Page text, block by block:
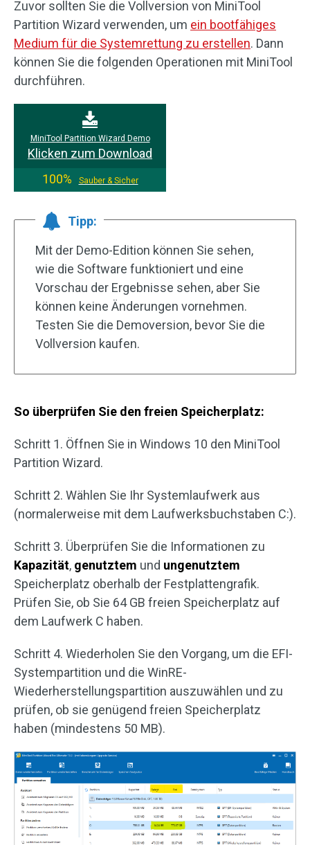
Zuvor sollten Sie die Vollversion von MiniTool
Partition Wizard verwenden, um ein bootfähiges
Medium für die Systemrettung zu erstellen. Dann
können Sie die folgenden Operationen mit MiniTool
durchführen.
MiniTool Partition Wizard Demo
Klicken zum Download
100%
Sauber & Sicher
Tipp:
Mit der Demo-Edition können Sie sehen,
wie die Software funktioniert und eine
Vorschau der Ergebnisse sehen, aber Sie
können keine Änderungen vornehmen.
Testen Sie die Demoversion, bevor Sie die
Vollversion kaufen.
So überprüfen Sie den freien Speicherplatz:
Schritt 1. Öffnen Sie in Windows 10 den MiniTool
Partition Wizard.
Schritt 2. Wählen Sie Ihr Systemlaufwerk aus
(normalerweise mit dem Laufwerksbuchstaben C:).
Schritt 3. Überprüfen Sie die Informationen zu
Kapazität, genutztem und ungenutztem
Speicherplatz oberhalb der Festplattengrafik.
Prüfen Sie, ob Sie 64 GB freien Speicherplatz auf
dem Laufwerk C haben.
Schritt 4. Wiederholen Sie den Vorgang, um die EFI-
Systempartition und die WinRE-
Wiederherstellungspartition auszuwählen und zu
prüfen, ob sie genügend freien Speicherplatz
haben (mindestens 50 MB).